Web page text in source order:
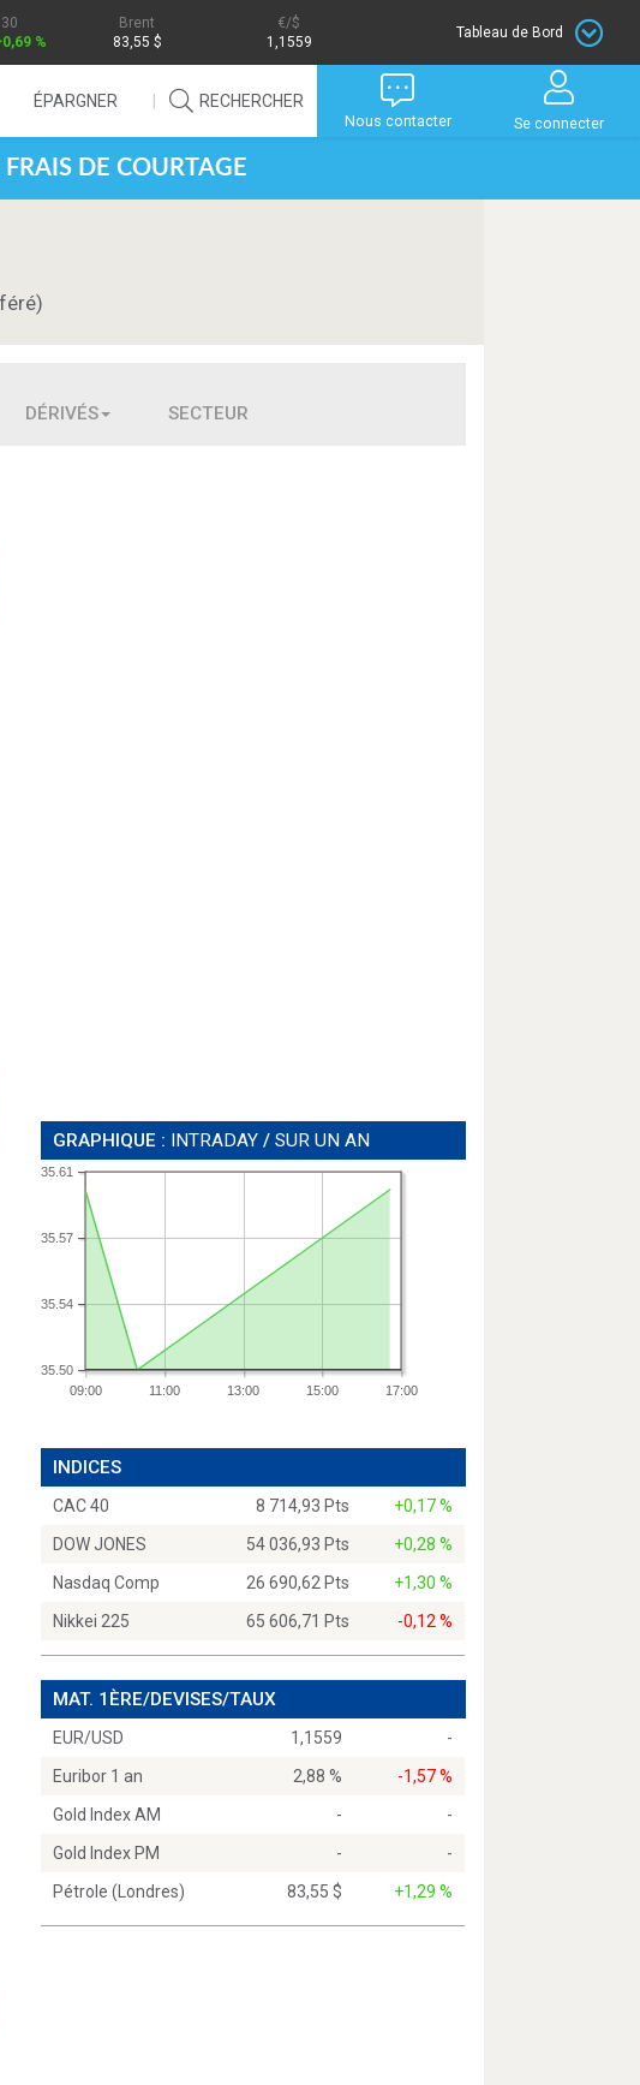
%
Brent
83,55 $
/$
1,1559
Tableau de Bord
ÉPARGNER RECHERCHER
Nous contacter Se connecter
DE COURTAGE
DÉRIVÉS SECTEUR
GRAPHIQUE : INTRADAY /SUR UN AN
09:00 11:00 13:00 15:00 17:00
35.50
35.54
35.57
35.61
INDICES
CAC 40 8 714,93 Pts
+0,17 %
DOW JONES
54 036,93 Pts
+0,28 %
Nasdaq Comp
26 690,62 Pts
+1,30 %
Nikkei 225
65 606,71 Pts -0,12 %
MAT. 1ÈRE/DEVISES/TAUX
EUR/USD 1,1559
-
Euribor 1 an
2,88 %
-1,57 %
Gold Index AM
-
-
Gold Index PM
-
-
Pétrole (Londres)
83,55 $ +1,29 %